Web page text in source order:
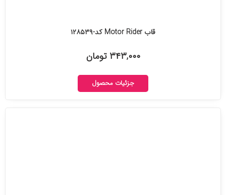
قاب Motor Rider کد-۱۲۸۵۳۹
۳۴۳,۰۰۰ تومان
جزئیات محصول